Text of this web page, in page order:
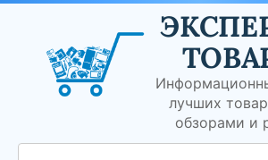
Перейти
контенту
лучших
обзорами и
Поиск: